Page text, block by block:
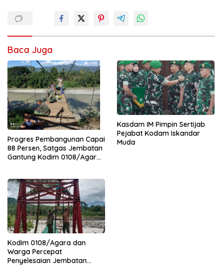
Baca Juga
Progres Pembangunan Capai
88 Persen, Satgas Jembatan
Gantung Kodim 0108/Agara
Kasdam IM Pimpin Sertijab
Pejabat Kodam Iskandar
Muda
Kodim 0108/Agara dan
Warga Percepat
Penyelesaian Jembatan